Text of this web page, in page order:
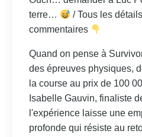
terre…
/ Tous les
commentaires
Quand on pense à
des épreuves physiques,
la course au prix de 100
Isabelle Gauvin, finaliste
l'expérience laisse une
profonde qui résiste au